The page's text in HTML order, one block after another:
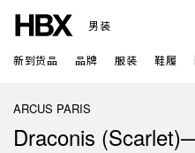
男装
新到货品 品牌 服装 鞋履
ARCUS PARIS
Draconis